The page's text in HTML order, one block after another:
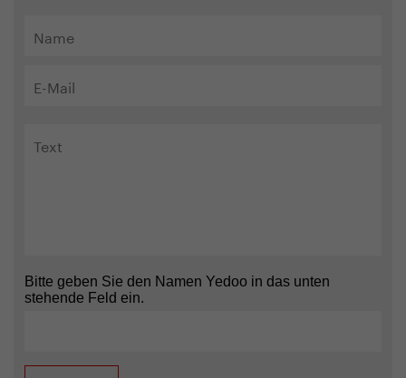
Bitte geben Sie den Namen Yedoo in das unten
stehende Feld ein.